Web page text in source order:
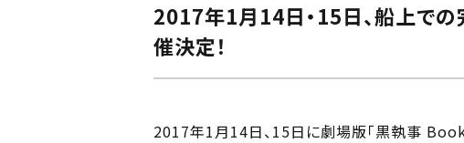
2017年1月14日・15日、船上で
催決定！
2017年1月14日、15日に劇場版「黒執事